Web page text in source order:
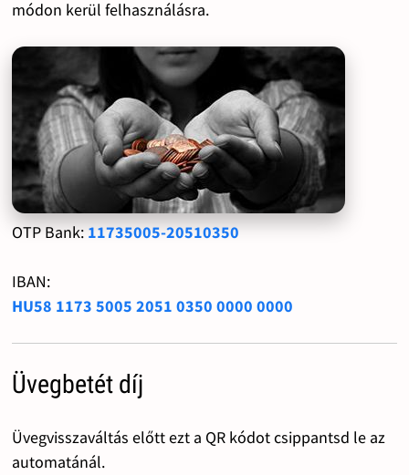
módon kerül felhasználásra.
OTP Bank: 11735005-20510350
IBAN:
HU58 1173 5005 2051 0350 0000 0000
Üvegbetét díj
Üvegvisszaváltás előtt ezt a QR kódot csippantsd le az
automatánál.